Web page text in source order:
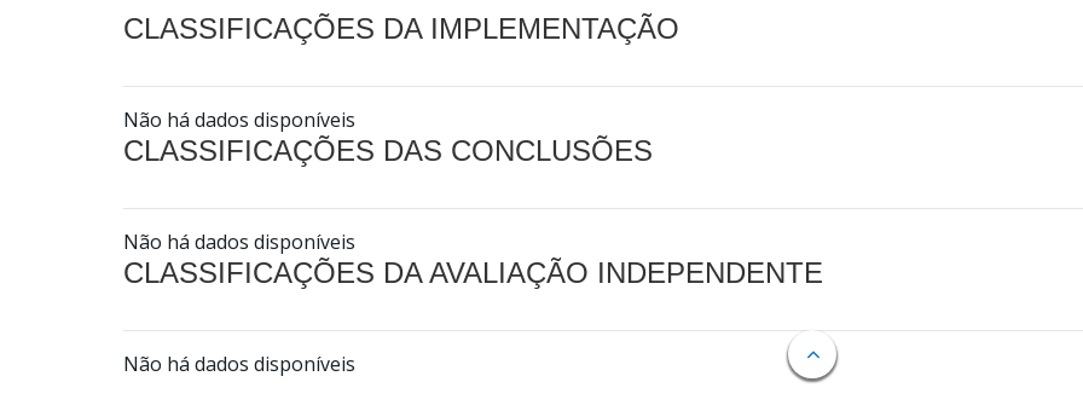
CLASSIFICAÇÕES DA IMPLEMENTAÇÃO
Não há dados disponíveis
CLASSIFICAÇÕES DAS CONCLUSÕES
Não há dados disponíveis
CLASSIFICAÇÕES DA AVALIAÇÃO INDEPENDENTE
Não há dados disponíveis